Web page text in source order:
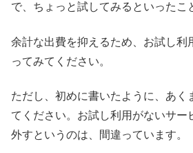
で、ちょっと試してみるといったこ
余計な出費を抑えるため、お試し利
ってみてください。
ただし、初めに書いたように、あく
てください。お試し利用がないサー
外すというのは、間違っています。